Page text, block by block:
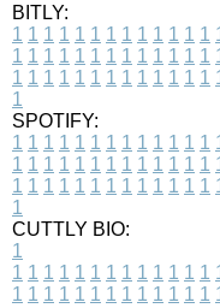
BITLY:
1 1 1 1 1 1 1 1 1 1 1 1 1
1 1 1 1 1 1 1 1 1 1 1 1 1
1 1 1 1 1 1 1 1 1 1 1 1 1
1
SPOTIFY:
1 1 1 1 1 1 1 1 1 1 1 1 1
1 1 1 1 1 1 1 1 1 1 1 1 1
1 1 1 1 1 1 1 1 1 1 1 1 1
1
CUTTLY BIO:
1
1 1 1 1 1 1 1 1 1 1 1 1 1
1 1 1 1 1 1 1 1 1 1 1 1 1